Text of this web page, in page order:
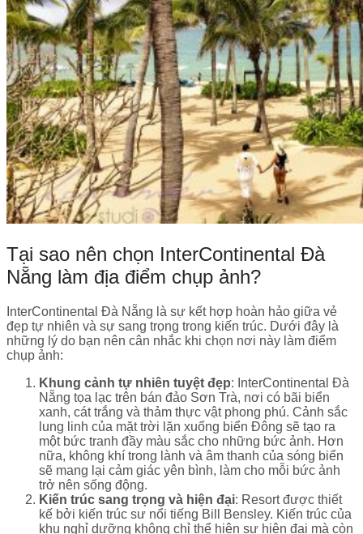
Tại sao nên chọn InterContinental Đà
Nẵng làm địa điểm chụp ảnh?
InterContinental Đà Nẵng là sự kết hợp hoàn hảo giữa vẻ
đẹp tự nhiên và sự sang trọng trong kiến trúc. Dưới đây là
những lý do bạn nên cân nhắc khi chọn nơi này làm điểm
chụp ảnh:
Khung cảnh tự nhiên tuyệt đẹp: InterContinental Đà
Nẵng tọa lạc trên bán đảo Sơn Trà, nơi có bãi biển
xanh, cát trắng và thảm thực vật phong phú. Cảnh sắc
lung linh của mặt trời lặn xuống biển Đông sẽ tạo ra
một bức tranh đầy màu sắc cho những bức ảnh. Hơn
nữa, không khí trong lành và âm thanh của sóng biển
sẽ mang lại cảm giác yên bình, làm cho mỗi bức ảnh
trở nên sống động.
Kiến trúc sang trọng và hiện đại: Resort được thiết
kế bởi kiến trúc sư nổi tiếng Bill Bensley. Kiến trúc của
khu nghỉ dưỡng không chỉ thể hiện sự hiện đại mà còn